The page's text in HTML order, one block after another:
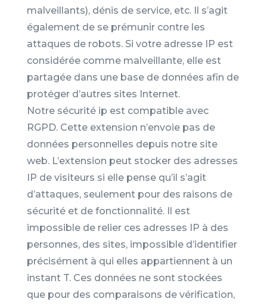
malveillants), dénis de service, etc. Il s’agit
également de se prémunir contre les
attaques de robots. Si votre adresse IP est
considérée comme malveillante, elle est
partagée dans une base de données afin de
protéger d’autres sites Internet.
Notre sécurité ip est compatible avec
RGPD. Cette extension n’envoie pas de
données personnelles depuis notre site
web. L’extension peut stocker des adresses
IP de visiteurs si elle pense qu’il s’agit
d’attaques, seulement pour des raisons de
sécurité et de fonctionnalité. Il est
impossible de relier ces adresses IP à des
personnes, des sites, impossible d’identifier
précisément à qui elles appartiennent à un
instant T. Ces données ne sont stockées
que pour des comparaisons de vérification,